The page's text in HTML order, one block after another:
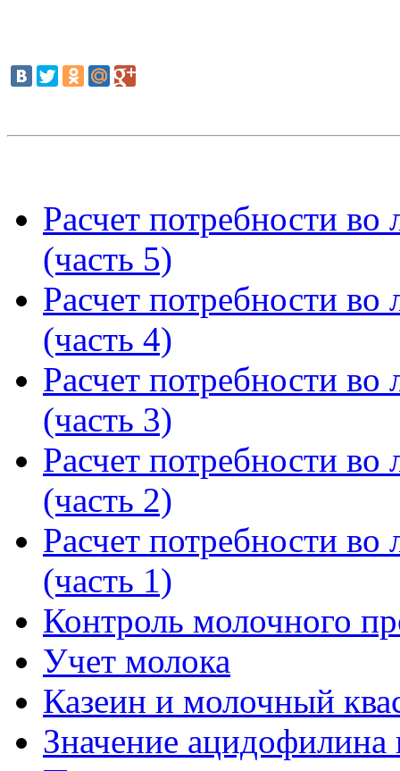
Расчет потребности во
(часть 5)
Расчет потребности во
(часть 4)
Расчет потребности во
(часть 3)
Расчет потребности во
(часть 2)
Расчет потребности во
(часть 1)
Контроль молочного
Учет молока
Казеин и молочный
Значение ацидофилина